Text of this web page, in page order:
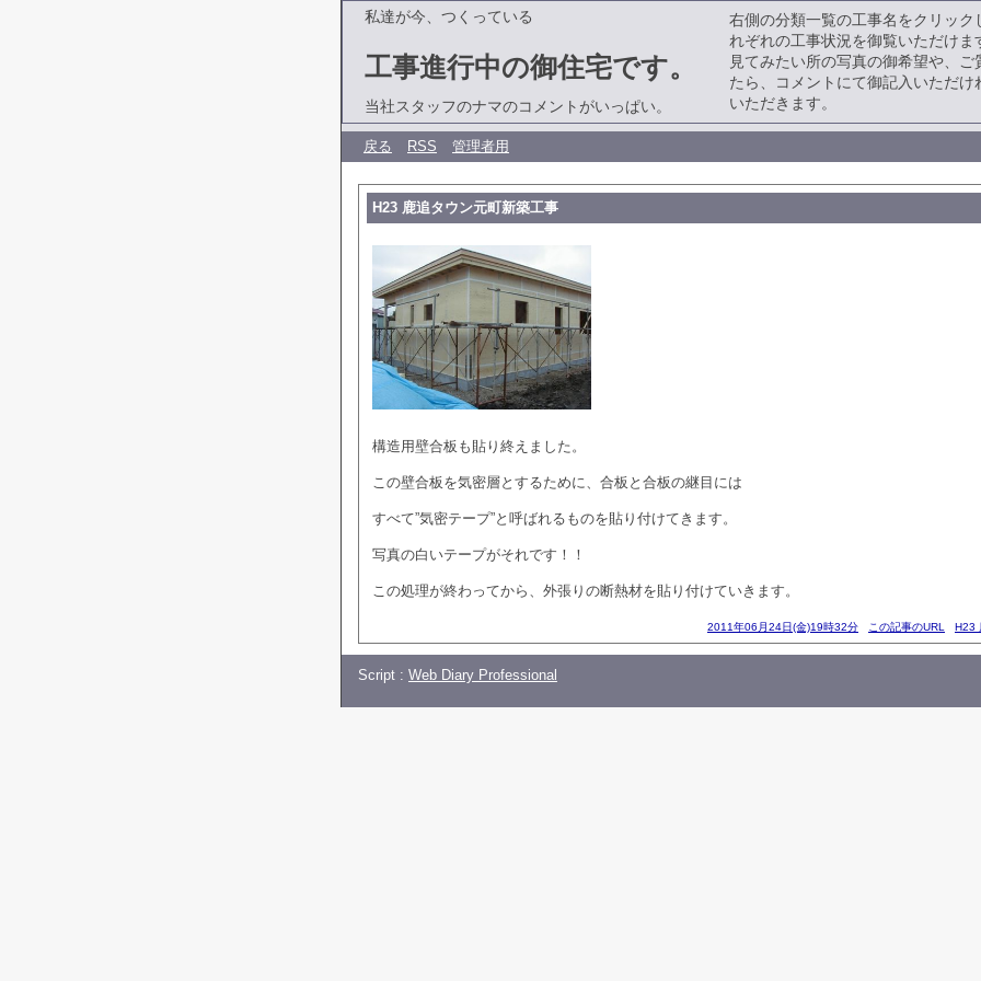
私達が今、つくっている
工事進行中の御住宅です。
当社スタッフのナマのコメントがいっぱい。
右側の分類一覧の工事名をクリック
れぞれの工事状況を御覧いただけま
見てみたい所の写真の御希望や、ご
たら、コメントにて御記入いただけ
いただきます。
戻る RSS 管理者用
H23 鹿追タウン元町新築工事
構造用壁合板も貼り終えました。
この壁合板を気密層とするために、合板と合板の継目には
すべて”気密テープ”と呼ばれるものを貼り付けてきます。
写真の白いテープがそれです！！
この処理が終わってから、外張りの断熱材を貼り付けていきます。
2011年06月24日(金)19時32分 この記事のURL H23
Script : Web Diary Professional